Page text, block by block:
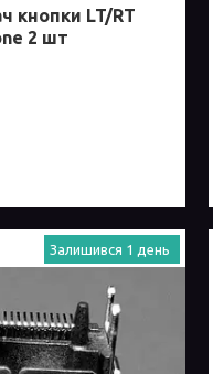
кнопки LT/RT
2 шт
Залишився 1 день